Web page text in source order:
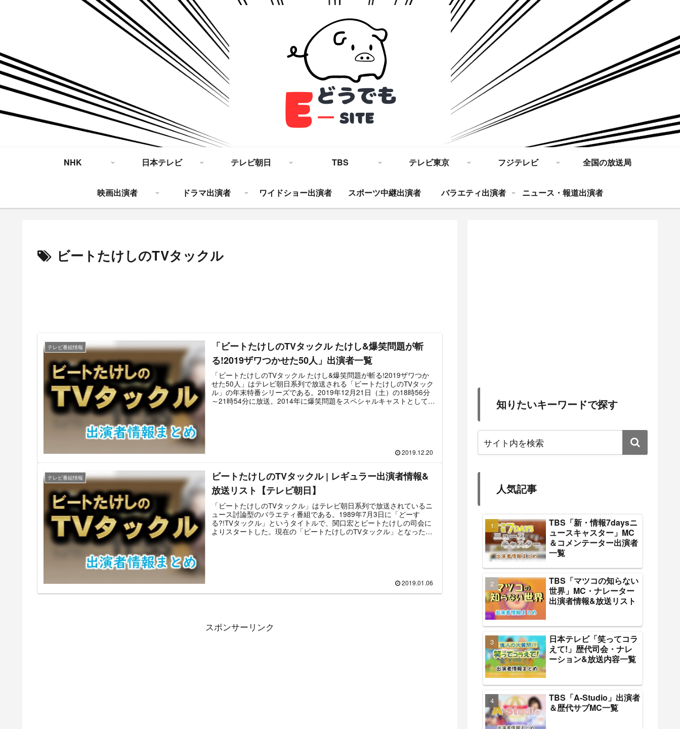
NHK 日本テレビ テレビ朝日 TBS テレビ東京 フジテレビ 全国の放送局
映画出演者 ドラマ出演者 ワイドショー出演者 スポーツ中継出演者 バラエティ出演者 ニュース・報道出演者
ビートたけしのTVタックル
テレビ番組情報
「ビートたけしのTVタックル たけし&爆笑問題が斬
る!2019ザワつかせた50人」出演者一覧
「ビートたけしのTVタックル たけし&爆笑問題が斬る!2019ザワつか
せた50人」はテレビ朝日系列で放送される「ビートたけしのTVタック
ル」の年末特番シリーズである。2019年12月21日（土）の18時56分
～21時54分に放送。2014年に爆笑問題をスペシャルキャストとして迎
「2019ザワつかせた50人」から世間を良くも悪くも賑わせた人物のう
のTVタックル たけし&爆笑問題が斬る!2019ザワつかせた50人」の放
送内容と番組の出演者情報をまとめたものである。
2019.12.20
テレビ番組情報
ビートたけしのTVタックル | レギュラー出演者情報&
放送リスト【テレビ朝日】
「ビートたけしのTVタックル」はテレビ朝日系列で放送されているニ
ュース討論型のバラエティ番組である。1989年7月3日に「どーす
る?!TVタックル」というタイトルで、関口宏とビートたけしの司会に
よりスタートした。現在の「ビートたけしのTVタックル」となったの
出演者＆ゲスト出演回数の多い専門家の情報をまとめている。2019.01.06
スポンサーリンク
知りたいキーワードで探す
人気記事
TBS「新・情報7daysニ
ュースキャスター」MC
＆コメンテーター出演者
一覧
TBS「マツコの知らない
世界」MC・ナレーター
出演者情報&放送リスト
日本テレビ「笑ってコラ
えて!」歴代司会・ナレ
ーション&放送内容一覧
TBS「A-Studio」出演者
＆歴代サブMC一覧